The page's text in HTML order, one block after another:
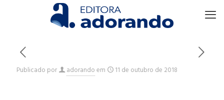
Publicado por adorandoem 11 de outubro de 2018